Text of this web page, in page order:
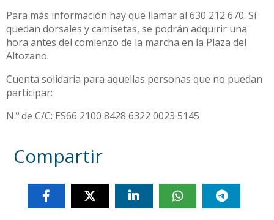
Para más información hay que llamar al 630 212 670. Si
quedan dorsales y camisetas, se podrán adquirir una
hora antes del comienzo de la marcha en la Plaza del
Altozano.
Cuenta solidaria para aquellas personas que no puedan
participar:
N.º de C/C: ES66 2100 8428 6322 0023 5145
Compartir